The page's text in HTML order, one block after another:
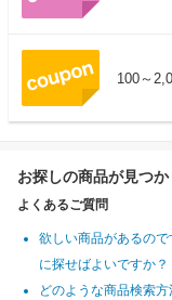
100～
お探しの商品が見つ
よくあるご質問
欲しい商品があるの
に探せばよいですか？
どのような商品検索